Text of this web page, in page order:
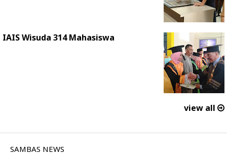
IAIS Wisuda 314 Mahasiswa
view all
SAMBAS NEWS